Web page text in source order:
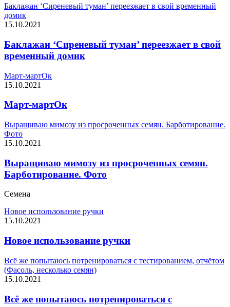
Баклажан ‘Сиреневый туман’ переезжает в свой временный
домик
15.10.2021
Баклажан ‘Сиреневый туман’ переезжает в свой
временный домик
Март-мартОк
15.10.2021
Март-мартОк
Выращиваю мимозу из просроченных семян. Барботирование.
Фото
15.10.2021
Выращиваю мимозу из просроченных семян.
Барботирование. Фото
Семена
Новое использование ручки
15.10.2021
Новое использование ручки
Всё же попытаюсь потренироваться с тестированием, отчётом
(Фасоль, несколько семян)
15.10.2021
Всё же попытаюсь потренироваться с